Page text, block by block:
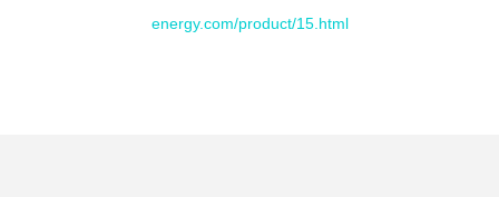
energy.com/product/15.html